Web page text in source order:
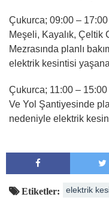
Çukurca; 09:00 –
Meşeli, Kayalık, Çeltik
Mezrasında planlı
elektrik kesintisi
Çukurca; 11:00 –
Ve Yol Şantiyesinde
nedeniyle elektrik
Etiketler: elektrik